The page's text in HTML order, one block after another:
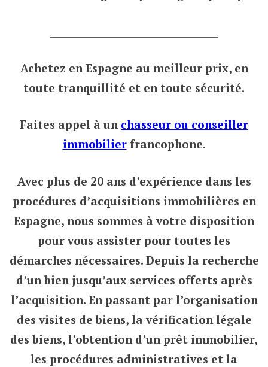
Achetez en Espagne au meilleur prix, en
toute tranquillité et en toute sécurité.
Faites appel à un chasseur ou conseiller
immobilierfrancophone.
Avec plus de 20 ans d’expérience dans les
procédures d’acquisitions immobilières en
Espagne, nous sommes à votre disposition
pour vous assister pour toutes les
démarches nécessaires. Depuis la recherche
d’un bien jusqu’aux services offerts après
l’acquisition. En passant par l’organisation
des visites de biens, la vérification légale
des biens, l’obtention d’un prêt immobilier,
les procédures administratives et la